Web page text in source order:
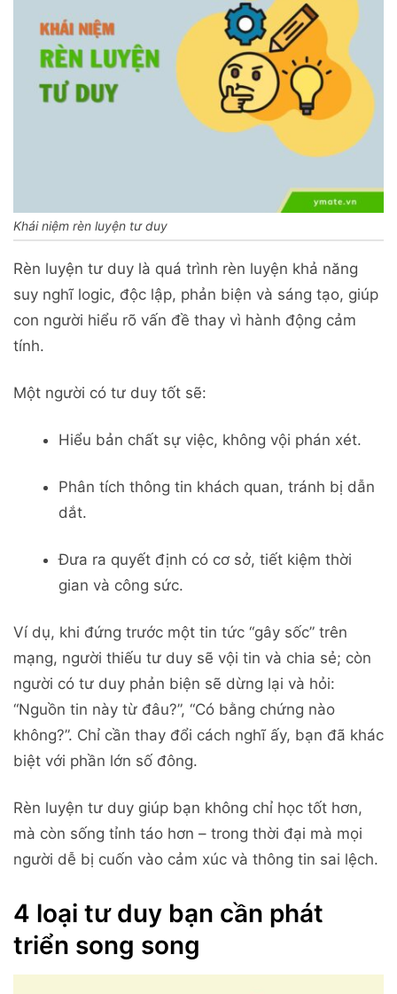
Khái niệm rèn luyện tư duy
Rèn luyện tư duy là quá trình rèn luyện khả năng
suy nghĩ logic, độc lập, phản biện và sáng tạo, giúp
con người hiểu rõ vấn đề thay vì hành động cảm
tính.
Một người có tư duy tốt sẽ:
Hiểu bản chất sự việc, không vội phán xét.
Phân tích thông tin khách quan, tránh bị dẫn
dắt.
Đưa ra quyết định có cơ sở, tiết kiệm thời
gian và công sức.
Ví dụ, khi đứng trước một tin tức “gây sốc” trên
mạng, người thiếu tư duy sẽ vội tin và chia sẻ; còn
người có tư duy phản biện sẽ dừng lại và hỏi:
“Nguồn tin này từ đâu?”, “Có bằng chứng nào
không?”. Chỉ cần thay đổi cách nghĩ ấy, bạn đã khác
biệt với phần lớn số đông.
Rèn luyện tư duy giúp bạn không chỉ học tốt hơn,
mà còn sống tỉnh táo hơn – trong thời đại mà mọi
người dễ bị cuốn vào cảm xúc và thông tin sai lệch.
4 loại tư duy bạn cần phát
triển song song